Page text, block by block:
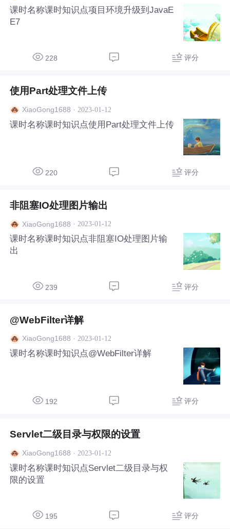
课时名称课时知识点项目环境升级到JavaE
E7
228 评分
使用Part处理文件上传
XiaoGong1688 · 2023-01-12
课时名称课时知识点使用Part处理文件上传
220 评分
非阻塞IO处理图片输出
XiaoGong1688 · 2023-01-12
课时名称课时知识点非阻塞IO处理图片输
出
239 评分
@WebFilter详解
XiaoGong1688 · 2023-01-12
课时名称课时知识点@WebFilter详解
192 评分
Servlet二级目录与权限的设置
XiaoGong1688 · 2023-01-12
课时名称课时知识点Servlet二级目录与权
限的设置
195 评分